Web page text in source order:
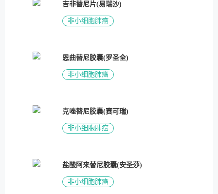
吉非替尼片(易瑞沙)
非小细胞肺癌
恩曲替尼胶囊(罗圣全)
非小细胞肺癌
克唑替尼胶囊(赛可瑞)
非小细胞肺癌
盐酸阿来替尼胶囊(安圣莎)
非小细胞肺癌